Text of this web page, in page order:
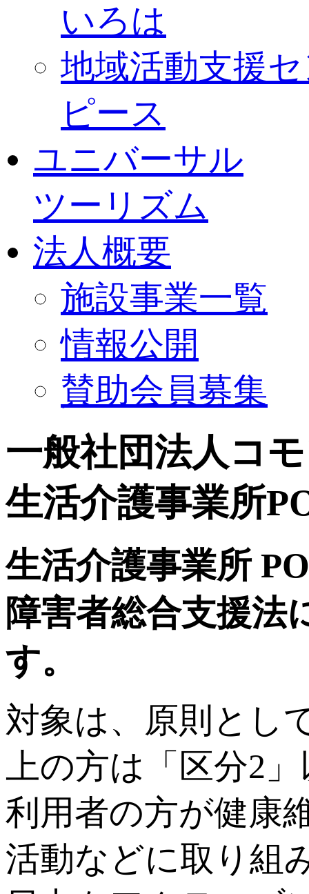
いろは
地域活動支援
ピース
ユニバーサル
ツーリズム
法人概要
施設事業一覧
情報公開
賛助会員募集
一般社団法人コ
生活介護事業所
生活介護事業所
障害者総合支援法
す。
対象は、原則とし
上の方は「区分2
利用者の方が健康
活動などに取り組